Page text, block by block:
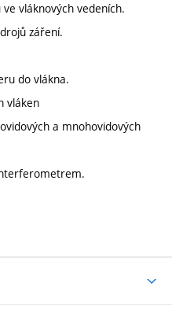
vláknových vedeních.
záření.
do vlákna.
vláken
a mnohovidových